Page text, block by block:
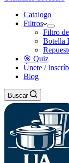
Catalogo
Filtros
Filtro
Botella
🎯 Quiz
Únete /
Blog
Buscar